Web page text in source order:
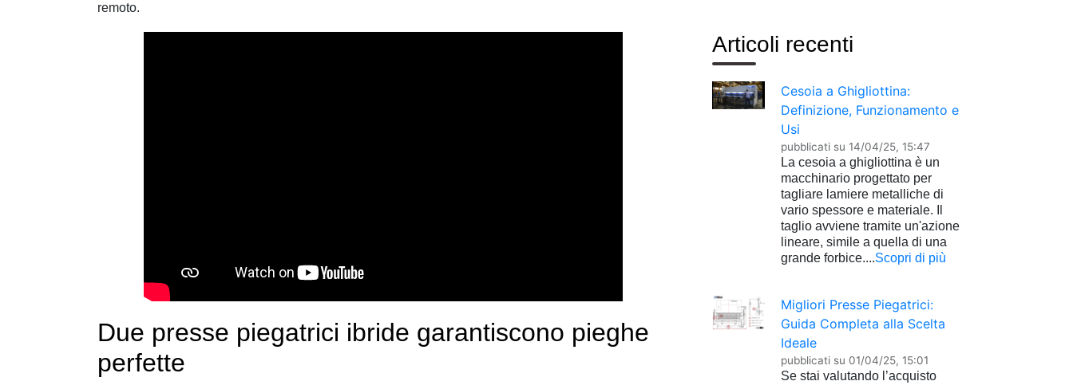
remoto.
Due presse piegatrici ibride garantiscono pieghe
perfette
Articoli recenti
Cesoia a Ghigliottina:
Definizione, Funzionamento e
Usi
pubblicati su 14/04/25, 15:47
La cesoia a ghigliottina è un
macchinario progettato per
tagliare lamiere metalliche di
vario spessore e materiale. Il
taglio avviene tramite un'azione
lineare, simile a quella di una
grande forbice....Scopri di più
Migliori Presse Piegatrici:
Guida Completa alla Scelta
Ideale
pubblicati su 01/04/25, 15:01
Se stai valutando l’acquisto